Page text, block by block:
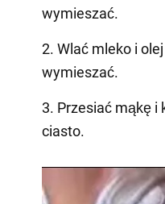
wymieszać.
2. Wlać mleko i
wymieszać.
3. Przesiać mąkę i
ciasto.